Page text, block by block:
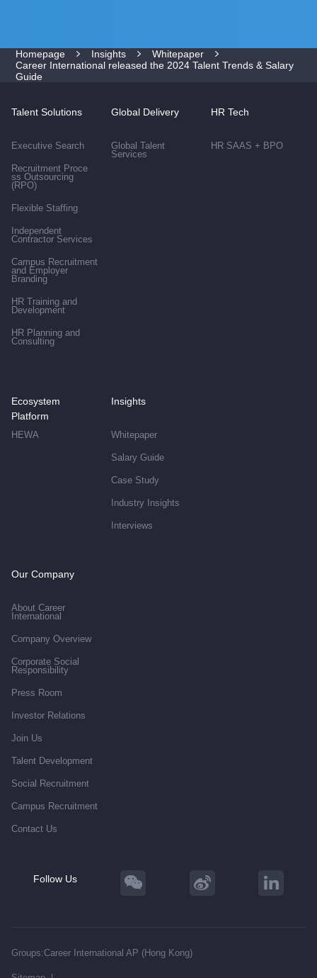
Homepage Insights
Whitepaper
Career International released the 2024 Talent Trends & Salary
Guide
Talent Solutions
Executive Search
Recruitment Proce
ss Outsourcing
(RPO)
Flexible Staffing
Independent
Contractor Services
Campus Recruitment
and Employer
Branding
HR Training and
Development
HR Planning and
Consulting
Global Delivery
Global Talent
Services
HR Tech
HR SAAS + BPO
Ecosystem
Platform
HEWA
Insights
Whitepaper
Salary Guide
Case Study
Industry Insights
Interviews
Our Company
About Career
International
Company Overview
Corporate Social
Responsibility
Press Room
Investor Relations
Join Us
Talent Development
Social Recruitment
Campus Recruitment
Contact Us
Follow Us
Groups:Career International AP (Hong Kong)